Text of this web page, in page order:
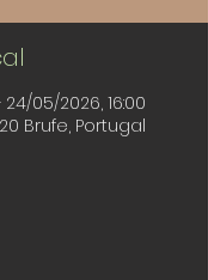
24/05/2026, 16:00
Brufe, Portugal